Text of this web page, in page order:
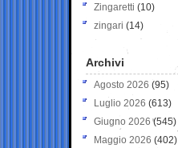
Zingaretti (10)
zingari (14)
Archivi
Agosto 2026 (95)
Luglio 2026 (613)
Giugno 2026 (545)
Maggio 2026 (402)